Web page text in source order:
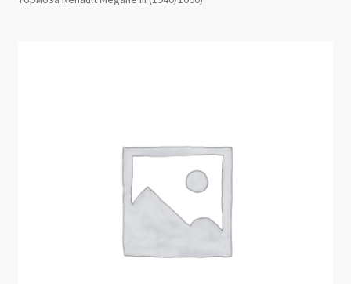
Юридические данные